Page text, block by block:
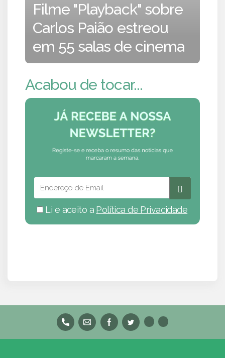
Filme "Playback" sobre
Carlos Paião estreou
em 55 salas de cinema
Acabou de tocar...
Li e aceito a Política de Privacidade